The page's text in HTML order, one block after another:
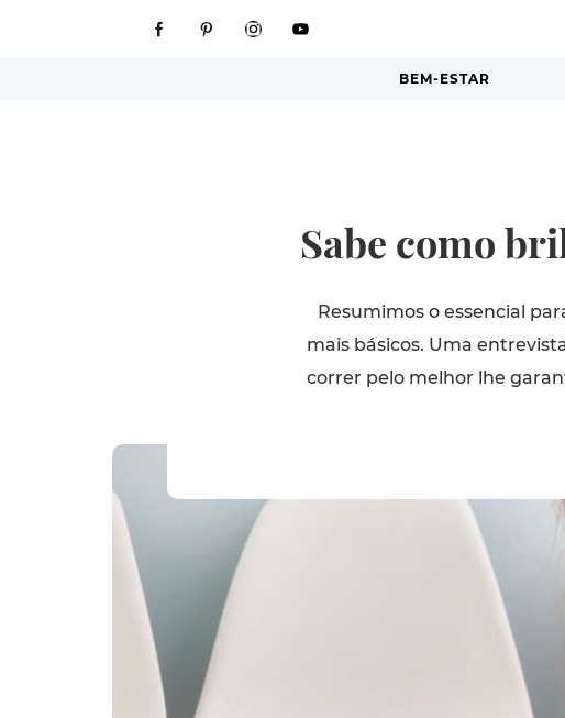
BEM-ESTAR
Sabe como
Resumimos o essencial
mais básicos. Uma
correr pelo melhor lhe